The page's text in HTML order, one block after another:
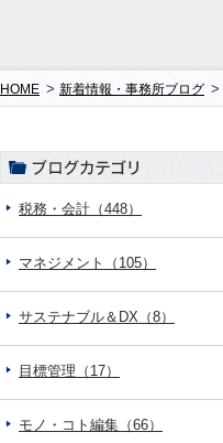
HOME > 新着情報・事務所ブログ >
税務・会計（448）
マネジメント（105）
サステナブル＆DX（8）
目標管理（17）
モノ・コト編集（66）